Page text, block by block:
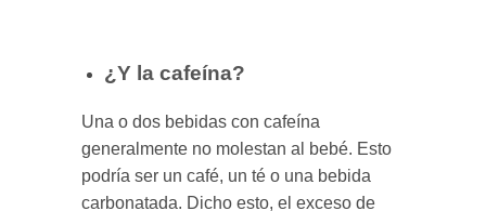
¿Y la cafeína?
Una o dos bebidas con cafeína
generalmente no molestan al bebé. Esto
podría ser un café, un té o una bebida
carbonatada. Dicho esto, el exceso de